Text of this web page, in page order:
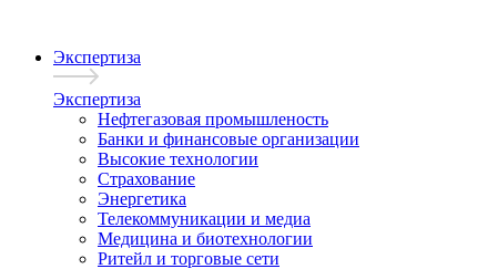
Экспертиза
Экспертиза
Нефтегазовая промышленость
Банки и финансовые организации
Высокие технологии
Страхование
Энергетика
Телекоммуникации и медиа
Медицина и биотехнологии
Ритейл и торговые сети